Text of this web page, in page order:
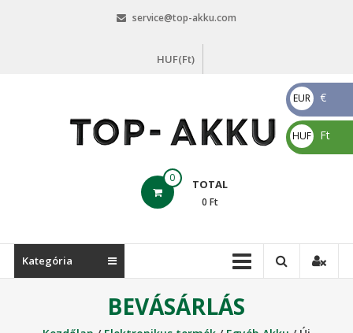
service@top-akku.com
HUF(Ft)
akku.com
0 TOTAL
0 Ft
Kategória
BEVÁSÁRLÁS
EUR
€
€
HUF
Ft
Ft